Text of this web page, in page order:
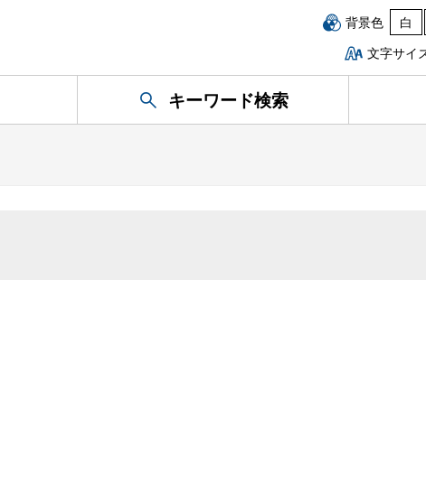
背景色 白
文字サイ
キーワード検索